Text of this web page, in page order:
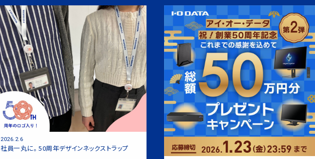
2026.2.6
社員一丸に。50周年デザインネックストラップ